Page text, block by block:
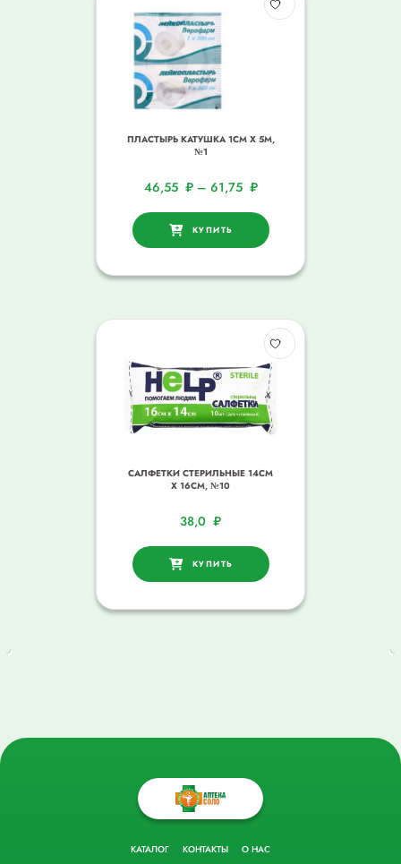
ПЛАСТЫРЬ КАТУШКА 1СМ Х 5М,
№1
46,55 ₽ – 61,75 ₽
КУПИТЬ
САЛФЕТКИ СТЕРИЛЬНЫЕ 14СМ
Х 16СМ, №10
38,0 ₽
КУПИТЬ
КАТАЛОГ КОНТАКТЫ О НАС